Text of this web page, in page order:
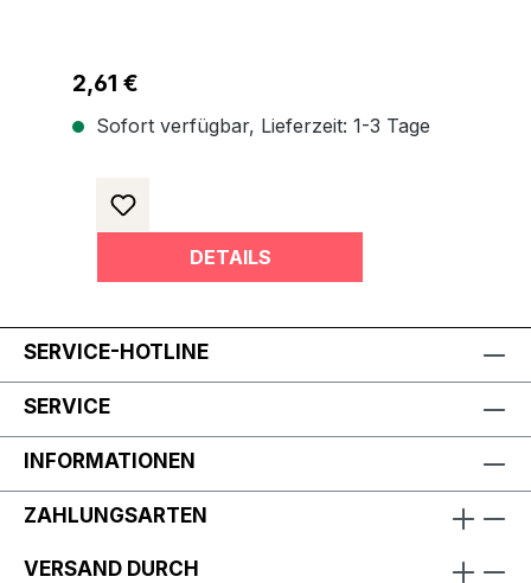
Regulärer Preis:
2,61 €
Sofort verfügbar, Lieferzeit: 1-3 Tage
DETAILS
SERVICE-HOTLINE
SERVICE
INFORMATIONEN
ZAHLUNGSARTEN
VERSAND DURCH